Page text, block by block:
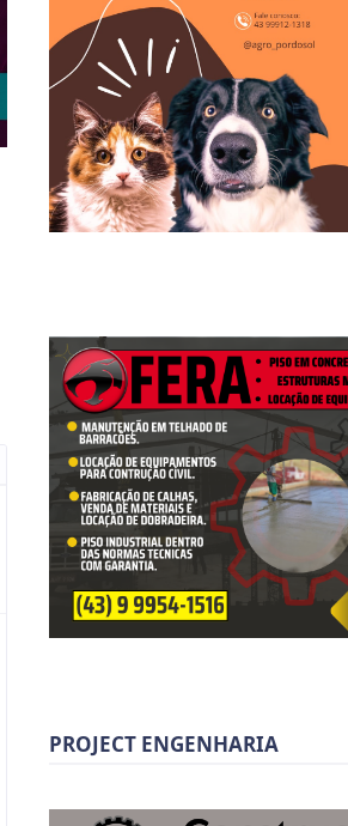
PROJECT ENGENHARIA